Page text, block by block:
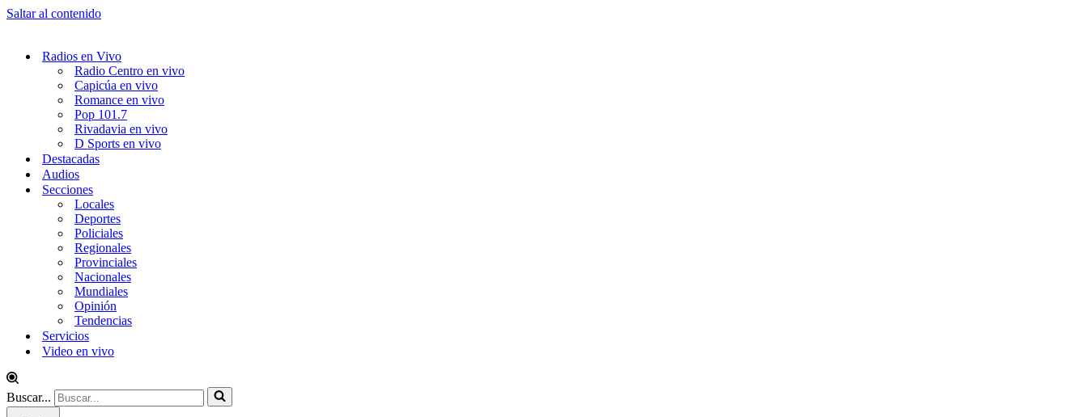
Saltar al contenido
Radios en Vivo
Radio Centro en vivo
Capicúa en vivo
Romance en vivo
Pop 101.7
Rivadavia en vivo
D Sports en vivo
Destacadas
Audios
Secciones
Locales
Deportes
Policiales
Regionales
Provinciales
Nacionales
Mundiales
Opinión
Tendencias
Servicios
Video en vivo
Buscar...